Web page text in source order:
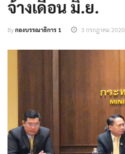
จ้างเดือน มิ.ย.
Byกองบรรณาธิการ 1 3 กรกฎาคม 2020